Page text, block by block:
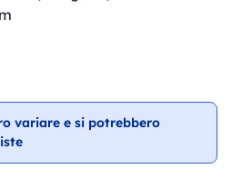
variare e si potrebbero